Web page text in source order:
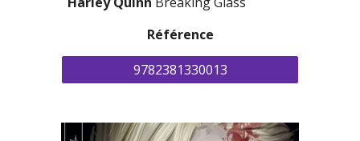
Référence
9782381330013